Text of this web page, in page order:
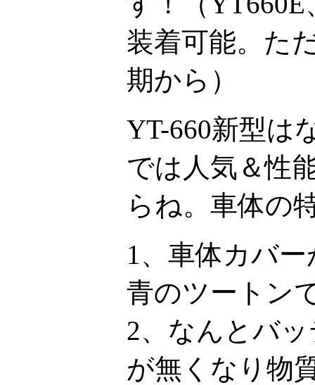
装着可能。た
期から）
YT-660新型は
では人気＆性
らね。車体の
1、車体カバ
青のツートン
2、なんとバ
が無くなり物